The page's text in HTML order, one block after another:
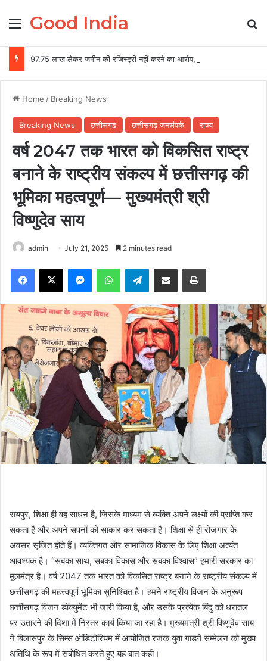
Menu
Good India
Home / Breaking News
Breaking News छत्तीसगढ़ छत्तीसगढ़ जनसंपर्क राज्य
वर्ष 2047 तक भारत को विकसित राष्ट्र
बनाने के राष्ट्रीय संकल्प में छत्तीसगढ़ की
भूमिका महत्वपूर्ण— मुख्यमंत्री श्री
विष्णुदेव साय
admin July 21, 2025 2 minutes read
Facebook
X MessengerWhatsAppTelegramShare via Email Print
रायपुर, शिक्षा ही वह साधन है, जिसके माध्यम से व्यक्ति अपने लक्ष्यों की प्राप्ति कर
सकता है और अपने सपनों को साकार कर सकता है। शिक्षा से ही रोजगार के
अवसर सृजित होते हैं। व्यक्तिगत और सामाजिक विकास के लिए शिक्षा अत्यंत
आवश्यक है। “सबका साथ, सबका विकास और सबका विश्वास” हमारी सरकार का
मूलमंत्र है। वर्ष 2047 तक भारत को विकसित राष्ट्र बनाने के राष्ट्रीय संकल्प में
छत्तीसगढ़ की महत्त्वपूर्ण भूमिका सुनिश्चित है। हमने राष्ट्रीय विजन के अनुरूप
छत्तीसगढ़ विजन डॉक्युमेंट भी जारी किया है, और उसके प्रत्येक बिंदु को धरातल
पर उतारने की दिशा में निरंतर कार्य किया जा रहा है। मुख्यमंत्री श्री विष्णुदेव साय
ने बिलासपुर के सिम्स ऑडिटोरियम में आयोजित रजक युवा गाडगे सम्मेलन को मुख्य
अतिथि के रूप में संबोधित करते हुए यह बात कही।